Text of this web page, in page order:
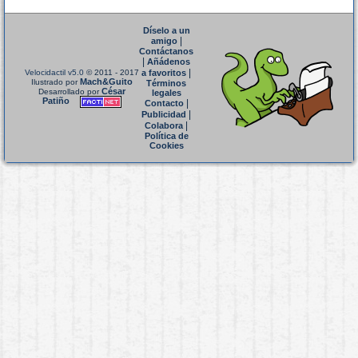
Velocidactil v5.0 © 2011 - 2017
Ilustrado porMach&Guito
Desarrollado porCésar
Patiño
Díselo a un
amigo|
Contáctanos
Añádenos
a favoritos
Términos
legales
Contacto|
Publicidad
Colabora|
Política de
Cookies